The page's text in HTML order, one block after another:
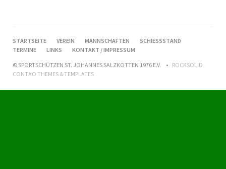
NAVIGATION
ÜBERSPRINGEN
STARTSEITE VEREIN MANNSCHAFTEN
SCHIESSSTAND
TERMINE
LINKS
KONTAKT / IMPRESSUM
© SPORTSCHÜTZEN ST. JOHANNES SALZKOTTEN 1976 E.V.
ROCKSOLID
CONTAO THEMES & TEMPLATES